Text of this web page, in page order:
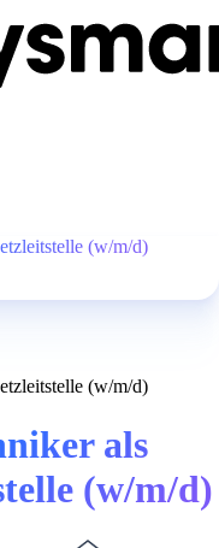
(w/m/d)
(w/m/d)
als
(w/m/d)